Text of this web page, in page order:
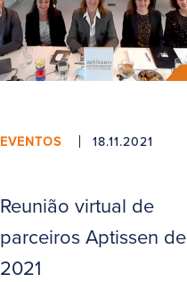
EVENTOS 18.11.2021
Reunião virtual de
parceiros Aptissen de
2021